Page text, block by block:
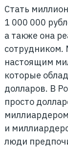
Стать
1 000 000
а также она
сотрудником.
настоящим
которые
долларов. В
просто
и
люди